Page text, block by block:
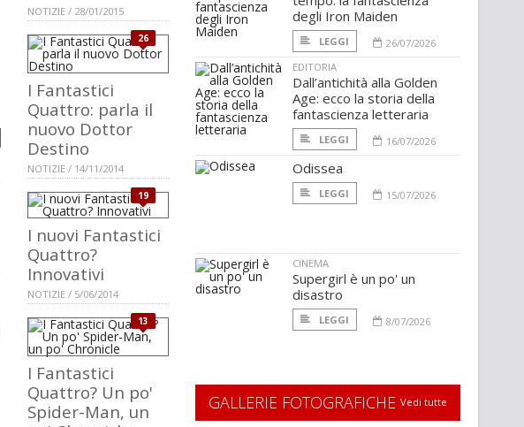
NOTIZIE / 28/01/2015
26
I Fantastici
Quattro: parla il
nuovo Dottor
Destino
NOTIZIE / 14/11/2014
19
I nuovi Fantastici
Quattro?
Innovativi
NOTIZIE / 5/06/2014
13
I Fantastici
Quattro? Un po'
Spider-Man, un
degli Iron Maiden
LEGGI
26/07/2026
EDITORIA
Dall’antichità alla Golden
Age: ecco la storia della
fantascienza letteraria
LEGGI 16/07/2026
Odissea
LEGGI 15/07/2026
CINEMA
Supergirl è un po' un
disastro
LEGGI 8/07/2026
GALLERIE FOTOGRAFICHE Vedi tutte